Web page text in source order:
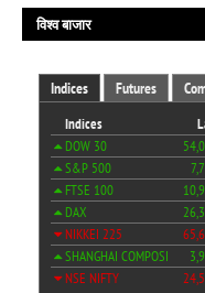
विश्व बाजार